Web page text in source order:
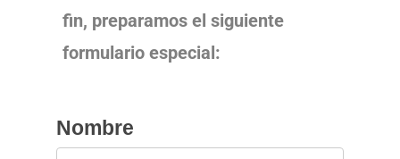
fin, preparamos el siguiente
formulario especial:
Instituciones
Nombre